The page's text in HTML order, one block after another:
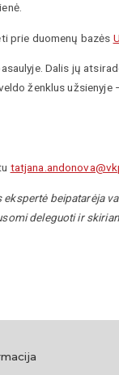
prie duomenų bazės
Dalis jų
ženklus
beipatarėja
deleguoti ir